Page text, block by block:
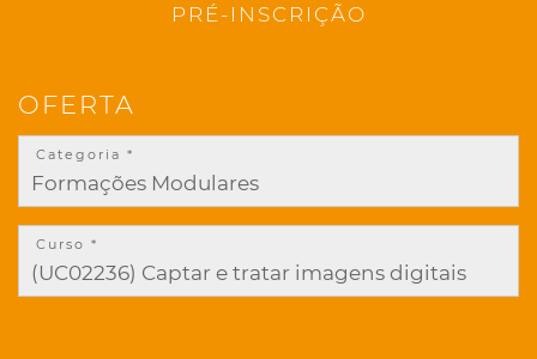
PRÉ-INSCRIÇÃO
OFERTA
Categoria *
Curso *